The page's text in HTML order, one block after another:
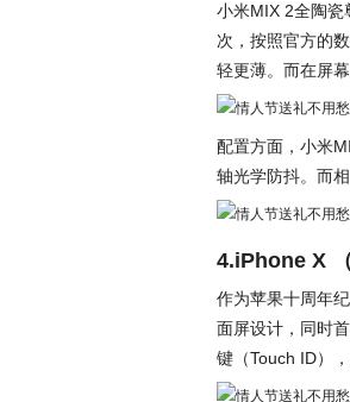
小米MIX 2全陶瓷
次，按照官方的
轻更薄。而在屏
配置方面，小米
轴光学防抖。而
4.iPhone X
作为苹果十周年
面屏设计，同时
键（Touch ID）